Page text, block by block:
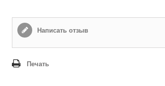
Написать отзыв
Печать